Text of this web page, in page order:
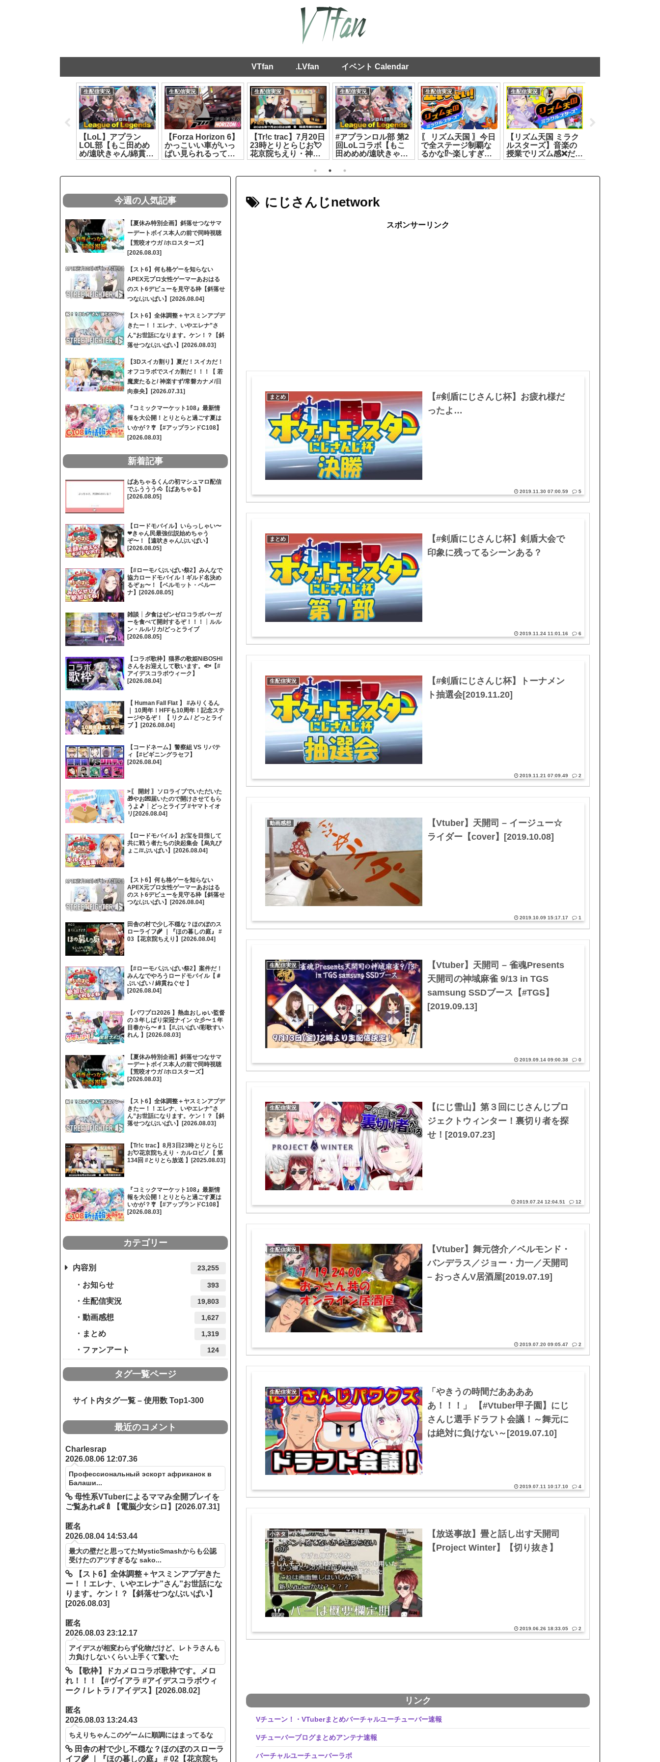
VTfan .LVfan イベント Calendar
生配信実況
【LoL】アプラン
LOL部【もこ田めめ
め/遠吠きゃん/綿貫ね
ぐせ/彩歌すいれん】
生配信実況
【Forza Horizon 6】
かっこいい車がいっ
ぱい見られるってき
いて‼️【どっとライブ
[2026.07.07]
生配信実況
【Tr!c trac】7月20日
23時とりとらじお💘
花京院ちえり・神楽
すず【 第133回 #とり
[2026.07.20]
生配信実況
#アプランロル部 第2
回LoLコラボ【もこ
田めめめ/遠吠きゃん/
綿貫ねぐせ/彩歌すい
れん】[2026.08.02]
生配信実況
〖 リズム天国 〗今日
で全ステージ制覇な
るかな⁉~楽しすぎる
よ😭~┊どっとライブ
[2026.07.22]
生配信実況
【リズム天国 ミラク
ルスターズ】音楽の
授業でリズム感❌️だっ
たけどいけらぁ⁉️【カ
[2026.07.11]
にじさんじnetwork
スポンサーリンク
まとめ
【#剣盾にじさんじ杯】お疲れ様だ
ったよ…
2019.11.30 07:00.59 5
まとめ
【#剣盾にじさんじ杯】剣盾大会で
印象に残ってるシーンある？
2019.11.24 11:01.16 6
生配信実況
【#剣盾にじさんじ杯】トーナメン
ト抽選会[2019.11.20]
2019.11.21 07:09.49 2
動画感想
【Vtuber】天開司 – イージュー☆
ライダー【cover】[2019.10.08]
2019.10.09 15:17.17 1
生配信実況
【Vtuber】天開司 – 雀魂Presents
天開司の神域麻雀 9/13 in TGS
samsung SSDブース【#TGS】
[2019.09.13]
2019.09.14 09:00.38 0
生配信実況
【にじ雪山】第３回にじさんじプロ
ジェクトウィンター！裏切り者を探
せ！[2019.07.23]
2019.07.24 12:04.51 12
生配信実況
【Vtuber】舞元啓介／ベルモンド・
バンデラス／ジョー・力一／天開司
– おっさんV居酒屋[2019.07.19]
2019.07.20 09:05.47 2
生配信実況
「やきうの時間だああああ
あ！！！」 【#Vtuber甲子園】にじ
さんじ選手ドラフト会議！～舞元に
は絶対に負けない～[2019.07.10]
2019.07.11 10:17.10 4
小ネタ
【放送事故】畳と話し出す天開司
【Project Winter】【切り抜き】
2019.06.26 18:33.05 2
リンク
Vチューン！・VTuberまとめバーチャルユーチューバー速報
Vチューバーブログまとめアンテナ速報
バーチャルユーチューバーラボ
今週の人気記事
【夏休み特別企画】斜落せつなサマ
ーデートボイス本人の前で同時視聴
【荒咬オウガ /ホロスターズ】
[2026.08.03]
【スト6】何も格ゲーを知らない
APEX元プロ女性ゲーマーあおはる
のスト6デビューを見守る枠【斜落せ
つな/ぶいぱい】[2026.08.04]
【スト6】全体調整＋ヤスミンアプデ
きたー！！エレナ、いやエレナ”さ
ん”お世話になります。ケン！？【斜
落せつな/ぶいぱい】[2026.08.03]
【3Dスイカ割り】夏だ！スイカだ！
オフコラボでスイカ割だ！！！【 若
魔麦たると/ 神楽すず/常磐カナメ/日
向奈央】[2026.07.31]
『コミックマーケット108』最新情
報を大公開！とりとらと過ごす夏は
いかが？🎐【#アップランドC108】
[2026.08.03]
新着記事
ばあちゃるくんの初マシュマロ配信
でふううう🐴【ばあちゃる】
[2026.08.05]
【ロードモバイル】いらっしゃい〜
❤きゃん民最強伝説始めちゃう
ぞ〜！【遠吠きゃん/ぶいぱい】
[2026.08.05]
【#ローモバぶいぱい祭2】みんなで
協力ロードモバイル！ギルド名決め
るぞぉ〜！【ベルモット・ベルー
ナ】[2026.08.05]
雑談┊夕食はゼンゼロコラボバーガ
ーを食べて開封するぞ！！！┊ルル
ン・ルルリカ/どっとライブ
[2026.08.05]
【コラボ歌枠】猫界の歌姫NiBOSHI
さんをお迎えして歌います。🐟【#
アイデスコラボウィーク】
[2026.08.04]
【 Human Fall Flat 】 #みりくるん
｜ 10周年！HFFも10周年！記念ステ
ージやるぞ！ 【 リクム / どっとライ
ブ 】[2026.08.04]
【コードネーム】警察組 VS リバテ
ィ【#ビギニングラセフ】
[2026.08.04]
>〖 開封 〗ソロライブでいただいた
🎁やお💌届いたので開けさせてもら
うよ🎵┊どっとライブ #ヤマトイオ
リ[2026.08.04]
【ロードモバイル】お宝を目指して
共に戦う者たちの決起集会【烏丸ぴ
ょこ/#ぶいぱい】[2026.08.04]
【スト6】何も格ゲーを知らない
APEX元プロ女性ゲーマーあおはる
のスト6デビューを見守る枠【斜落せ
つな/ぶいぱい】[2026.08.04]
田舎の村で少し不穏な？ほのぼのス
ローライフ🌾 ｜『ほの暮しの庭』 #
03【花京院ちえり】[2026.08.04]
【#ローモバぶいぱい祭2】案件だ！
みんなでやろうロードモバイル【＃
ぶいぱい / 綿貫ねぐせ 】
[2026.08.04]
【パワプロ2026 】熱血おしゅい監督
の３年しばり栄冠ナイン ☆彡〜１年
目春から〜＃1【#ぶいぱい/彩歌すい
れん 】[2026.08.03]
【夏休み特別企画】斜落せつなサマ
ーデートボイス本人の前で同時視聴
【荒咬オウガ /ホロスターズ】
[2026.08.03]
【スト6】全体調整＋ヤスミンアプデ
きたー！！エレナ、いやエレナ”さ
ん”お世話になります。ケン！？【斜
落せつな/ぶいぱい】[2026.08.03]
【Tr!c trac】8月3日23時とりとらじ
お💘花京院ちえり・カルロピノ【 第
134回 #とりとら放送 】[2025.08.03]
『コミックマーケット108』最新情
報を大公開！とりとらと過ごす夏は
いかが？🎐【#アップランドC108】
[2026.08.03]
カテゴリー
内容別 23,255
お知らせ 393
生配信実況 19,803
動画感想 1,627
まとめ 1,319
ファンアート 124
タグ一覧ページ
サイト内タグ一覧 – 使用数 Top1-300
最近のコメント
Charlesrap
2026.08.06 12:07.36
Профессиональный эскорт африканок в
Балаши...
母性系VTuberによるママみ全開プレイを
ご覧あれ👶🍼【電脳少女シロ】[2026.07.31]
匿名
2026.08.04 14:53.44
最大の壁だと思ってたMysticSmashからも公認
受けたのアツすぎるな sako...
【スト6】全体調整＋ヤスミンアプデきた
ー！！エレナ、いやエレナ”さん”お世話にな
ります。ケン！？【斜落せつな/ぶいぱい】
[2026.08.03]
匿名
2026.08.03 23:12.17
アイデスが相変わらず化物だけど、レトラさんも
力負けしないくらい上手くて驚いた
【歌枠】ドカメロコラボ歌枠です。メロ
れ！！！【#ヴイアラ #アイデスコラボウィ
ーク / レトラ / アイデス】[2026.08.02]
匿名
2026.08.03 13:24.43
ちえりちゃんこのゲームに順調にはまってるな
田舎の村で少し不穏な？ほのぼのスローラ
イフ🌾 ｜『ほの暮しの庭』 # 02【花京院ち